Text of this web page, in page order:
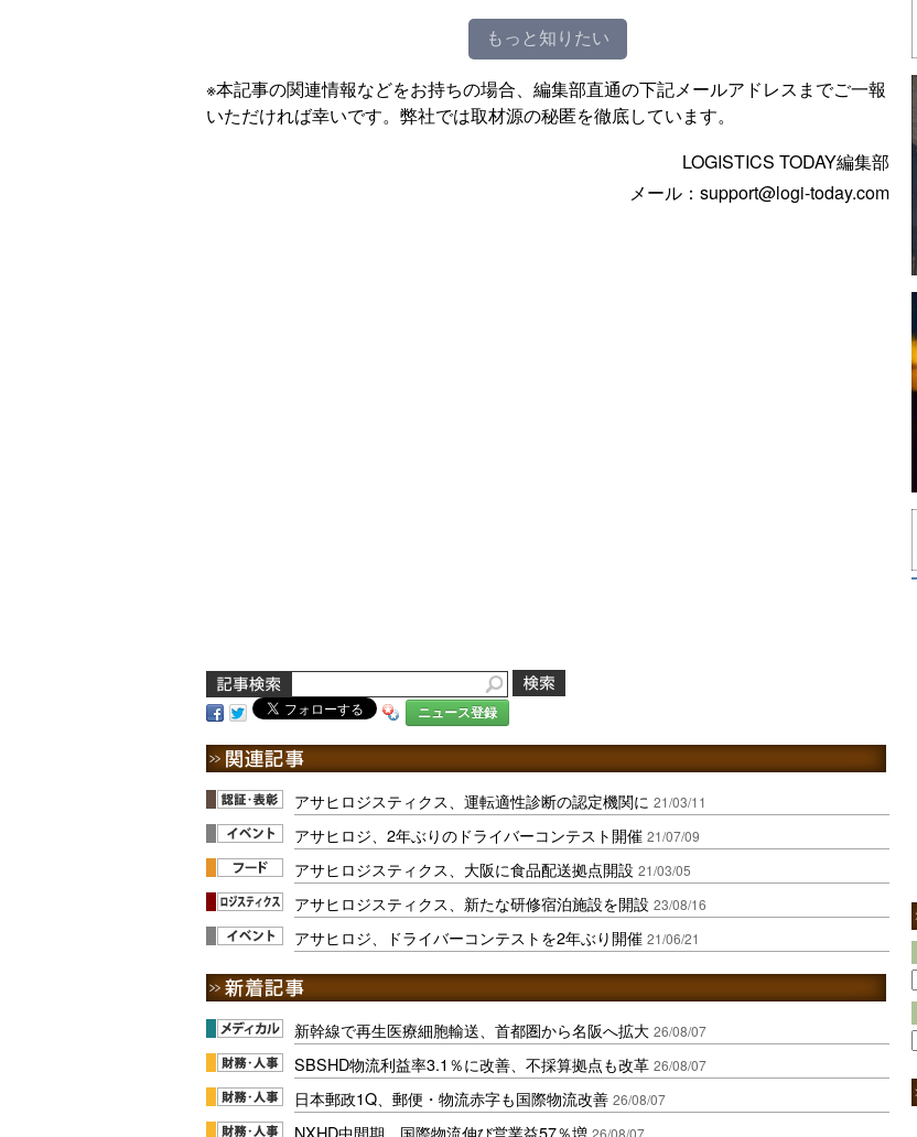
もっと知りたい
※本記事の関連情報などをお持ちの場合、編集部直通の下記メールアドレスまでご一報
いただければ幸いです。弊社では取材源の秘匿を徹底しています。
LOGISTICS TODAY編集部
メール：support@logi-today.com
ニュース登録
アサヒロジスティクス、運転適性診断の認定機関に 21/03/11
アサヒロジ、2年ぶりのドライバーコンテスト開催 21/07/09
アサヒロジスティクス、大阪に食品配送拠点開設 21/03/05
アサヒロジスティクス、新たな研修宿泊施設を開設 23/08/16
アサヒロジ、ドライバーコンテストを2年ぶり開催 21/06/21
新幹線で再生医療細胞輸送、首都圏から名阪へ拡大 26/08/07
SBSHD物流利益率3.1％に改善、不採算拠点も改革 26/08/07
日本郵政1Q、郵便・物流赤字も国際物流改善 26/08/07
NXHD中間期、国際物流伸び営業益57％増 26/08/07